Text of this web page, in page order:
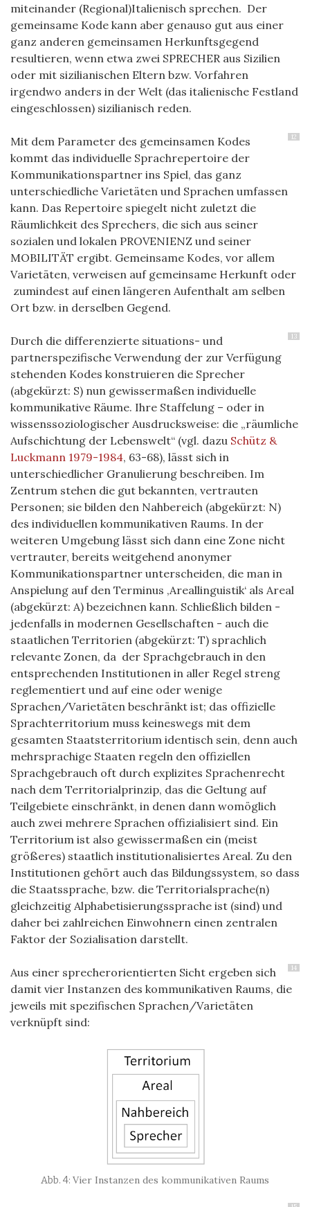
miteinander (Regional)Italienisch sprechen. Der
gemeinsame Kode kann aber genauso gut aus einer
ganz anderen gemeinsamen Herkunftsgegend
resultieren, wenn etwa zwei SPRECHER aus Sizilien
oder mit sizilianischen Eltern bzw. Vorfahren
irgendwo anders in der Welt (das italienische Festland
eingeschlossen) sizilianisch reden.
12
Mit dem Parameter des gemeinsamen Kodes
kommt das individuelle Sprachrepertoire der
Kommunikationspartner ins Spiel, das ganz
unterschiedliche Varietäten und Sprachen umfassen
kann. Das Repertoire spiegelt nicht zuletzt die
Räumlichkeit des Sprechers, die sich aus seiner
sozialen und lokalen PROVENIENZ und seiner
MOBILITÄT ergibt. Gemeinsame Kodes, vor allem
Varietäten, verweisen auf gemeinsame Herkunft oder
zumindest auf einen längeren Aufenthalt am selben
Ort bzw. in derselben Gegend.
13
Durch die differenzierte situations- und
partnerspezifische Verwendung der zur Verfügung
stehenden Kodes konstruieren die Sprecher
(abgekürzt: S) nun gewissermaßen individuelle
kommunikative Räume. Ihre Staffelung – oder in
wissenssoziologischer Ausdrucksweise: die „räumliche
Aufschichtung der Lebenswelt“ (vgl. dazu Schütz &
Luckmann 1979-1984, 63-68), lässt sich in
unterschiedlicher Granulierung beschreiben. Im
Zentrum stehen die gut bekannten, vertrauten
Personen; sie bilden den Nahbereich (abgekürzt: N)
des individuellen kommunikativen Raums. In der
weiteren Umgebung lässt sich dann eine Zone nicht
vertrauter, bereits weitgehend anonymer
Kommunikationspartner unterscheiden, die man in
Anspielung auf den Terminus ‚Areallinguistik‘ als Areal
(abgekürzt: A) bezeichnen kann. Schließlich bilden -
jedenfalls in modernen Gesellschaften - auch die
staatlichen Territorien (abgekürzt: T) sprachlich
relevante Zonen, da der Sprachgebrauch in den
entsprechenden Institutionen in aller Regel streng
reglementiert und auf eine oder wenige
Sprachen/Varietäten beschränkt ist; das offizielle
Sprachterritorium muss keineswegs mit dem
gesamten Staatsterritorium identisch sein, denn auch
mehrsprachige Staaten regeln den offiziellen
Sprachgebrauch oft durch explizites Sprachenrecht
nach dem Territorialprinzip, das die Geltung auf
Teilgebiete einschränkt, in denen dann womöglich
auch zwei mehrere Sprachen offizialisiert sind. Ein
Territorium ist also gewissermaßen ein (meist
größeres) staatlich institutionalisiertes Areal. Zu den
Institutionen gehört auch das Bildungssystem, so dass
die Staatssprache, bzw. die Territorialsprache(n)
gleichzeitig Alphabetisierungssprache ist (sind) und
daher bei zahlreichen Einwohnern einen zentralen
Faktor der Sozialisation darstellt.
14
Aus einer sprecherorientierten Sicht ergeben sich
damit vier Instanzen des kommunikativen Raums, die
jeweils mit spezifischen Sprachen/Varietäten
verknüpft sind:
Vier Instanzen des kommunikativen Raums